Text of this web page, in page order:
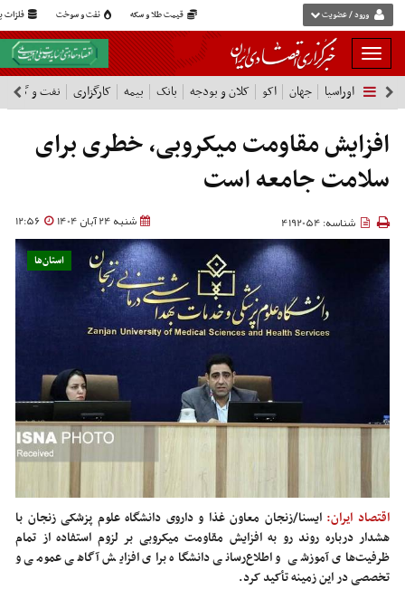
قیمت طلا و سکه نفت و سوخت فلزات ورود / عضویت
بار
و
بسته
نمودن
فهرست
اوراسیا جهان اکو کلان و بودجه بانک بیمه کارگزاری نفت و گاز
افزایش مقاومت میکروبی، خطری برای
سلامت جامعه است
شنبه 24 آبان 1404 12:56 شناسه: 4192054
استان‌ها
اقتصاد ایران: ایسنا/زنجان معاون غذا و داروی دانشگاه علوم پزشکی زنجان با
هشدار درباره روند رو به افزایش مقاومت میکروبی بر لزوم استفاده از تمام
ظرفیت‌های آموزشی و اطلاع‌رسانی دانشگاه برای افزایش آگاهی عمومی و
تخصصی در این زمینه تأکید کرد.